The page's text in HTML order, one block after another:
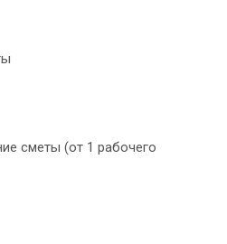
сметы (от 1 рабочего